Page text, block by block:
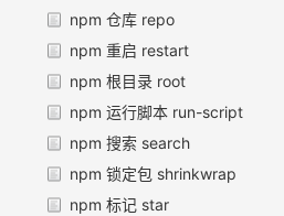
npm 仓库 repo
npm 重启 restart
npm 根目录 root
npm 运行脚本 run-script
npm 搜索 search
npm 锁定包 shrinkwrap
npm 标记 star